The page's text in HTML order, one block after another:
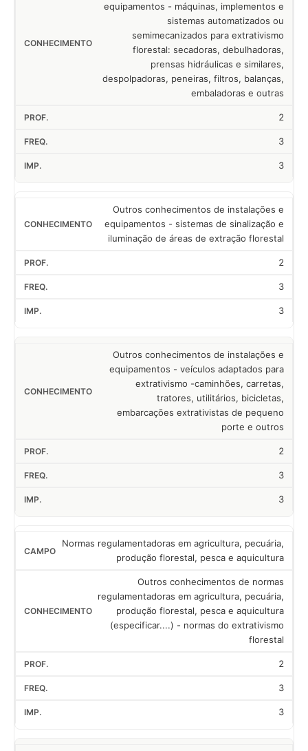
equipamentos - máquinas, implementos e
sistemas automatizados ou
semimecanizados para extrativismo
florestal: secadoras, debulhadoras,
prensas hidráulicas e similares,
despolpadoras, peneiras, filtros, balanças,
embaladoras e outras
2
3
3
Outros conhecimentos de instalações e
equipamentos - sistemas de sinalização e
iluminação de áreas de extração florestal
2
3
3
Outros conhecimentos de instalações e
equipamentos - veículos adaptados para
extrativismo -caminhões, carretas,
tratores, utilitários, bicicletas,
embarcações extrativistas de pequeno
porte e outros
2
3
3
Normas regulamentadoras em agricultura, pecuária,
produção florestal, pesca e aquicultura
Outros conhecimentos de normas
regulamentadoras em agricultura, pecuária,
produção florestal, pesca e aquicultura
(especificar....) - normas do extrativismo
florestal
2
3
3